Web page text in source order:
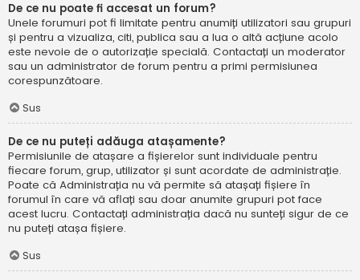
De ce nu poate fi accesat un forum?
Unele forumuri pot fi limitate pentru anumiți utilizatori sau grupuri
și pentru a vizualiza, citi, publica sau a lua o altă acțiune acolo
este nevoie de o autorizație specială. Contactați un moderator
sau un administrator de forum pentru a primi permisiunea
corespunzătoare.
Sus
De ce nu puteți adăuga atașamente?
Permisiunile de atașare a fișierelor sunt individuale pentru
fiecare forum, grup, utilizator și sunt acordate de administrație.
Poate că Administrația nu vă permite să atașați fișiere în
forumul în care vă aflați sau doar anumite grupuri pot face
acest lucru. Contactați administrația dacă nu sunteți sigur de ce
nu puteți atașa fișiere.
Sus